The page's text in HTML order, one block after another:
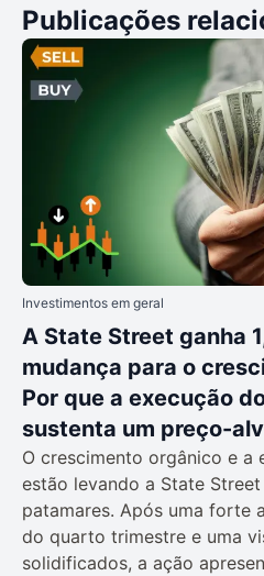
Publicações
Investimentos em geral
A State Street ganha
mudança para o
Por que a execução
sustenta um preço-
O crescimento orgânico e a
estão levando a State
patamares. Após uma forte
do quarto trimestre e uma
solidificados, a ação